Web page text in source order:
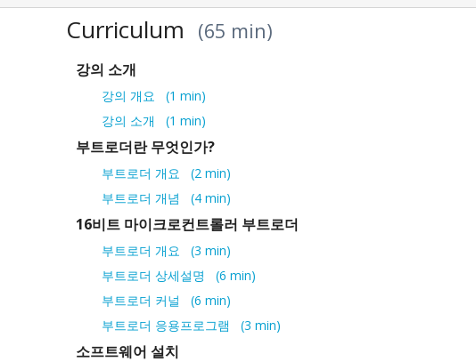
Curriculum 65 min
강의 소개
강의 개요
1 min
강의 소개
1 min
부트로더란 무엇인가?
부트로더 개요
2 min
부트로더 개념
4 min
16비트 마이크로컨트롤러 부트로더
부트로더 개요
3 min
부트로더 상세설명
6 min
부트로더 커널
6 min
부트로더 응용프로그램
3 min
소프트웨어 설치